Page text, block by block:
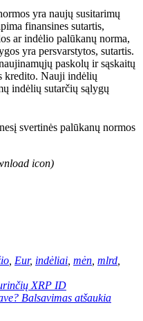
yra naujų susitarimų
finansines sutartis,
ar indėlio palūkanų norma,
yra persvarstytos, sutartis.
paskolų ir sąskaitų
kredito. Nauji indėlių
indėlių sutarčių sąlygų
svertinės palūkanų normos
icon)
, Eur, indėliai, mėn, mlrd,
XRP ID
Balsavimas atšaukia